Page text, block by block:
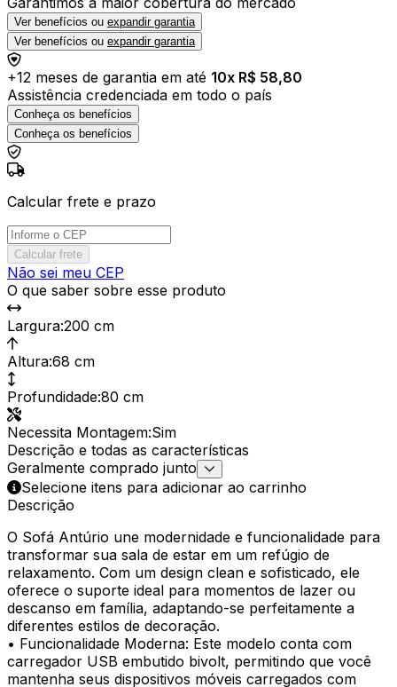
Ver benefícios ou expandir garantia
Ver benefícios ou expandir garantia
+12 meses de garantia em até 10x R$ 58,80
Assistência credenciada em todo o país
Conheça os benefícios
Conheça os benefícios
Calcular frete e prazo
Calcular frete
Não sei meu CEP
O que saber sobre esse produto
Largura:200 cm
Altura:68 cm
Profundidade:80 cm
Necessita Montagem:Sim
Descrição e todas as características
Geralmente comprado junto
Selecione itens para adicionar ao carrinho
Descrição
O Sofá Antúrio une modernidade e funcionalidade para
transformar sua sala de estar em um refúgio de
relaxamento. Com um design clean e sofisticado, ele
oferece o suporte ideal para momentos de lazer ou
descanso em família, adaptando-se perfeitamente a
diferentes estilos de decoração.
• Funcionalidade Moderna: Este modelo conta com
carregador USB embutido bivolt, permitindo que você
mantenha seus dispositivos móveis carregados com